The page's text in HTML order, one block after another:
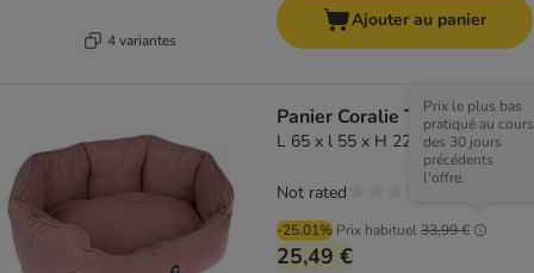
4 variantes
Ajouter au panier
Panier Coralie TIAKI
L 65 x l 55 x H 22 cm
-25.01% Prix habituel33,99 €
Prix le plus bas
pratiqué au cours
des 30 jours
précédents
l'offre.
25,49 €
Not rated